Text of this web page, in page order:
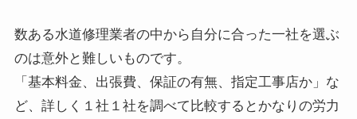
数ある水道修理業者の中から自分に合った一社を選ぶ
のは意外と難しいものです。
「基本料金、出張費、保証の有無、指定工事店か」な
ど、詳しく１社１社を調べて比較するとかなりの労力